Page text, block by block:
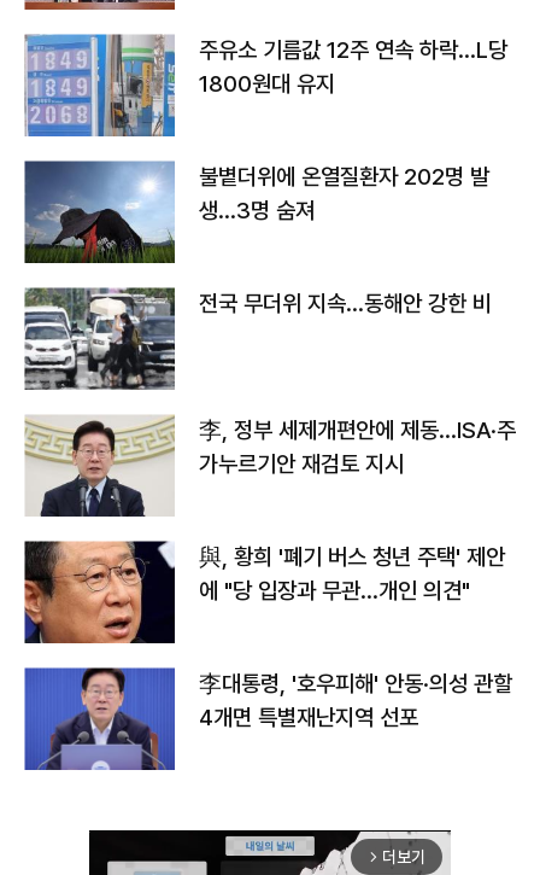
주유소 기름값 12주 연속 하락…L당
1800원대 유지
불볕더위에 온열질환자 202명 발
생…3명 숨져
전국 무더위 지속…동해안 강한 비
李, 정부 세제개편안에 제동…ISA·주
가누르기안 재검토 지시
與, 황희 '폐기 버스 청년 주택' 제안
에 "당 입장과 무관…개인 의견"
李대통령, '호우피해' 안동·의성 관할
4개면 특별재난지역 선포
arrow_forward_ios 더보기